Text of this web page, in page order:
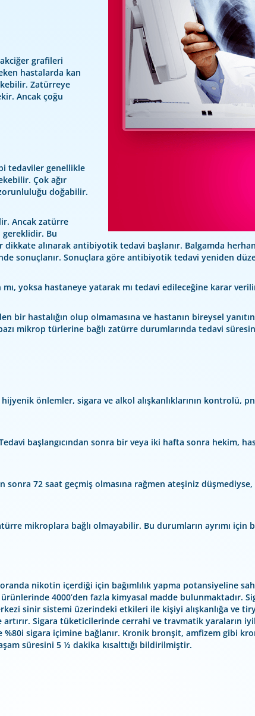
grafileri
hastalarda kan
Zatürreye
Ancak çoğu
tedaviler genellikle
Çok ağır
doğabilir.
Ancak zatürre
gereklidir. Bu
alınarak antibiyotik tedavi başlanır. Balgamda
sonuçlanır. Sonuçlara göre antibiyotik tedavi yeniden
yoksa hastaneye yatarak mı tedavi edileceğine karar
bir hastalığın olup olmamasına ve hastanın bireysel
mikrop türlerine bağlı zatürre durumlarında tedavi
önlemler, sigara ve alkol alışkanlıklarının kontrolü,
başlangıcından sonra bir veya iki hafta sonra hekim,
sonra 72 saat geçmiş olmasına rağmen ateşiniz
mikroplara bağlı olmayabilir. Bu durumların ayrımı için
nikotin içerdiği için bağımlılık yapma potansiyeline
4000’den fazla kimyasal madde bulunmaktadır.
sinir sistemi üzerindeki etkileri ile kişiyi alışkanlığa ve
Sigara tüketicilerinde cerrahi ve travmatik yaraların
sigara içimine bağlanır. Kronik bronşit, amfizem gibi
süresini 5 ½ dakika kısalttığı bildirilmiştir.